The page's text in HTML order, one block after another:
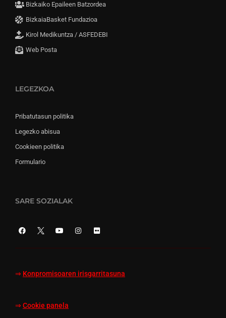
Bizkaiko Epaileen Batzordea
BizkaiaBasket Fundazioa
Kirol Medikuntza / ASFEDEBI
Web Posta
LEGEZKOA
Pribatutasun politika
Legezko abisua
Cookieen politika
Formulario
SARE SOZIALAK
⇒ Konpromisoaren irisgarritasuna
⇒ Cookie panela